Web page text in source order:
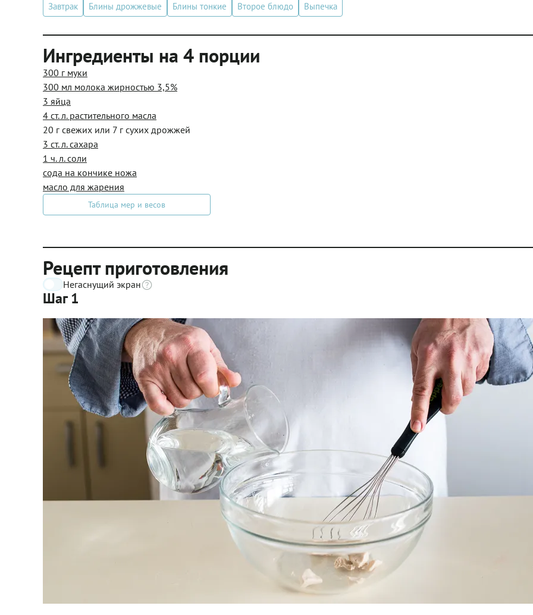
Завтрак Блины дрожжевые Блины тонкие Второе блюдо Выпечка
Ингредиенты на 4 порции
300 г муки
300 мл молока жирностью 3,5%
3 яйца
4 ст. л. растительного масла
20 г свежих или 7 г сухих дрожжей
3 ст. л. сахара
1 ч. л. соли
сода на кончике ножа
масло для жарения
Таблица мер и весов
Рецепт приготовления
Негаснущий экран
Шаг 1